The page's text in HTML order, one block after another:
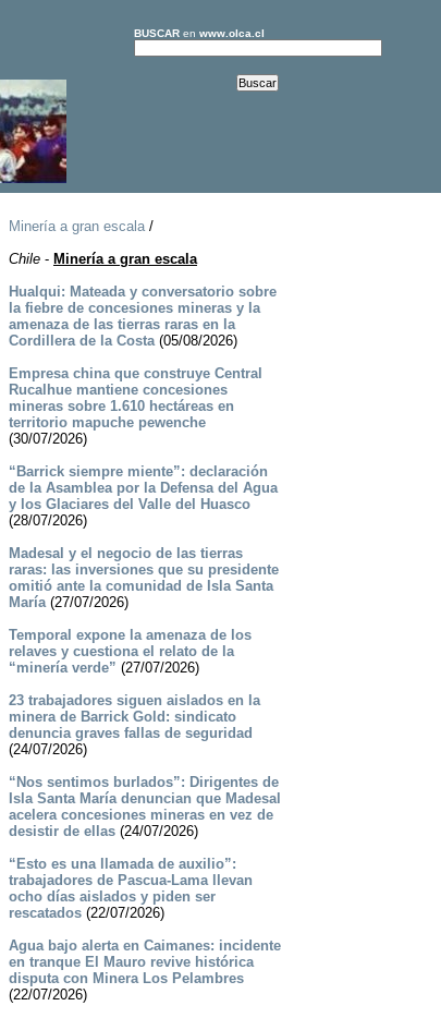
BUSCARen www.olca.cl
Minería a gran escala/
Chile- Minería a gran escala
Hualqui: Mateada y conversatorio sobre
la fiebre de concesiones mineras y la
amenaza de las tierras raras en la
Cordillera de la Costa(05/08/2026)
Empresa china que construye Central
Rucalhue mantiene concesiones
mineras sobre 1.610 hectáreas en
territorio mapuche pewenche
(30/07/2026)
“Barrick siempre miente”: declaración
de la Asamblea por la Defensa del Agua
y los Glaciares del Valle del Huasco
(28/07/2026)
Madesal y el negocio de las tierras
raras: las inversiones que su presidente
omitió ante la comunidad de Isla Santa
María(27/07/2026)
Temporal expone la amenaza de los
relaves y cuestiona el relato de la
“minería verde” (27/07/2026)
23 trabajadores siguen aislados en la
minera de Barrick Gold: sindicato
denuncia graves fallas de seguridad
(24/07/2026)
“Nos sentimos burlados”: Dirigentes de
Isla Santa María denuncian que Madesal
acelera concesiones mineras en vez de
desistir de ellas(24/07/2026)
“Esto es una llamada de auxilio”:
trabajadores de Pascua-Lama llevan
ocho días aislados y piden ser
rescatados(22/07/2026)
Agua bajo alerta en Caimanes: incidente
en tranque El Mauro revive histórica
disputa con Minera Los Pelambres
(22/07/2026)